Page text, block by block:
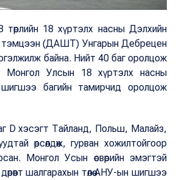
төрлийн 18 хүртэлх насны Дэлхийн
тэмцээн (ДАШТ) Унгарын Дебрецен
үргэлжилж байна. Нийт 40 баг оролцож
Монгол Улсын 18 хүртэлх насны
багийн тамирчид оролцож
D хэсэгт Тайланд, Польш, Малайз,
өрсөлдөж, гурван хожилтойгоор
Монгол Усын өсвөрийн эмэгтэй
шалгарахын төлөө АНУ-ын шигшээ